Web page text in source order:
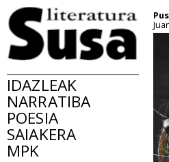
IDAZLEAK
NARRATIBA
POESIA
SAIAKERA
MPK